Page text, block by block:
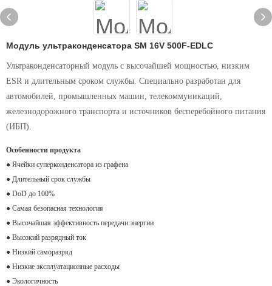
Модуль ультраконденсатора SM 16V 500F-EDLC
Ультраконденсаторный модуль с высочайшей мощностью, низким
ESR и длительным сроком службы. Специально разработан для
автомобилей, промышленных машин, телекоммуникаций,
железнодорожного транспорта и источников бесперебойного питания
(ИБП).
Особенности продукта
● Ячейки суперконденсатора из графена
● Длительный срок службы
● DoD до 100%
● Самая безопасная технология
● Высочайшая эффективность передачи энергии
● Высокий разрядный ток
● Низкий саморазряд
● Низкие эксплуатационные расходы
● Экологичность